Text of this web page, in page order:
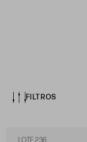
FILTROS
LOTE 236